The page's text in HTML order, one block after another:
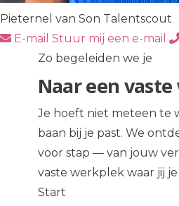
Pieternel van Son Talentscout
E-mail Stuur mij een e-mail
Zo begeleiden we je
Naar een
Je hoeft niet meteen te
baan bij je past. We
voor stap — van jouw
vaste werkplek waar jij
Start